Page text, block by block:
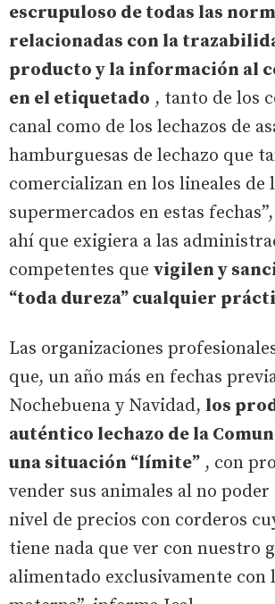
escrupuloso de todas las
relacionadas con la
producto y la información al
en el etiquetado , tanto de los
canal como de los lechazos de
hamburguesas de lechazo que
comercializan en los lineales de
supermercados en estas
ahí que exigiera a las
competentes que vigilen y
“toda dureza” cualquier
Las organizaciones
que, un año más en fechas
Nochebuena y Navidad, los
auténtico lechazo de la
una situación “límite” , con
vender sus animales al no
nivel de precios con corderos
tiene nada que ver con nuestro
alimentado exclusivamente con